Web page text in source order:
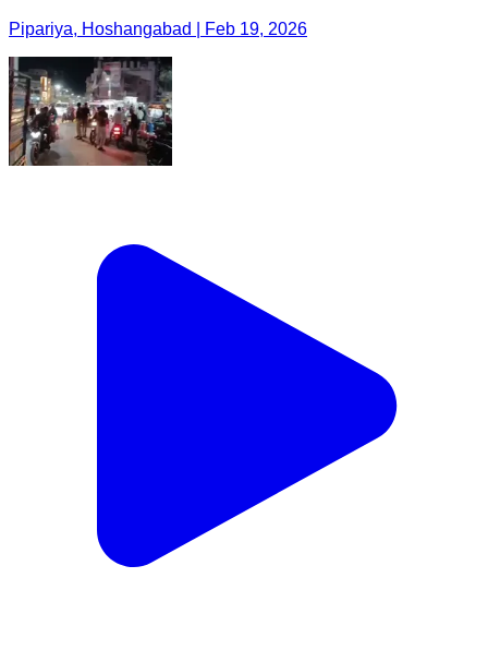
Pipariya, Hoshangabad | Feb 19, 2026